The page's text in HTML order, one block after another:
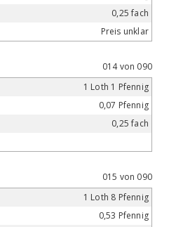
0,25 fach
Preis unklar
014 von 090
1 Loth 1 Pfennig
0,07 Pfennig
0,25 fach
015 von 090
1 Loth 8 Pfennig
0,53 Pfennig